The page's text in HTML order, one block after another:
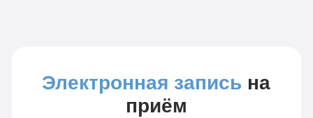
Электронная запись на
приём